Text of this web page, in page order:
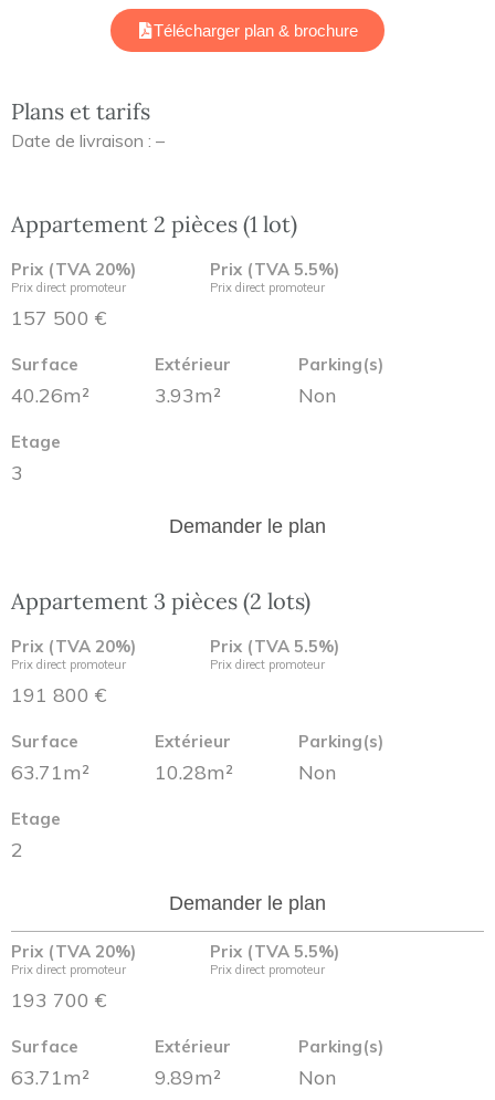
Télécharger plan & brochure
Plans et tarifs
Date de livraison : –
Appartement 2 pièces (1 lot)
Prix (TVA 20%)
Prix direct promoteur
157 500 €
Prix (TVA 5.5%)
Prix direct promoteur
Surface
40.26m²
Extérieur
3.93m²
Parking(s)
Non
Etage
3
Demander le plan
Appartement 3 pièces (2 lots)
Prix (TVA 20%)
Prix direct promoteur
191 800 €
Prix (TVA 5.5%)
Prix direct promoteur
Surface
63.71m²
Extérieur
10.28m²
Parking(s)
Non
Etage
2
Demander le plan
Prix (TVA 20%)
Prix direct promoteur
193 700 €
Prix (TVA 5.5%)
Prix direct promoteur
Surface
63.71m²
Extérieur
9.89m²
Parking(s)
Non